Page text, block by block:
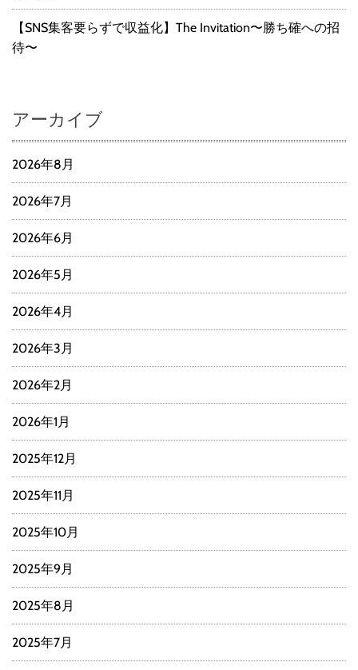
【SNS集客要らずで収益化】The Invitation〜勝ち確への招
待〜
アーカイブ
2026年8月
2026年7月
2026年6月
2026年5月
2026年4月
2026年3月
2026年2月
2026年1月
2025年12月
2025年11月
2025年10月
2025年9月
2025年8月
2025年7月